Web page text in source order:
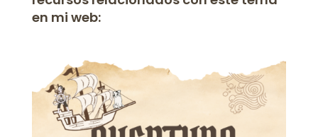
en mi web: